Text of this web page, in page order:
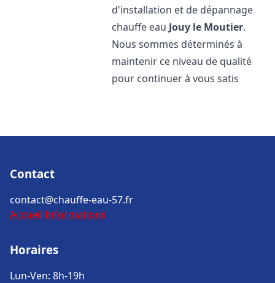
d'installation et de dépannage
chauffe eau Jouy le Moutier.
Nous sommes déterminés à
maintenir ce niveau de qualité
pour continuer à vous satis
Contact
contact@chauffe-eau-57.fr
Accueil Informations
Horaires
Lun-Ven: 8h-19h